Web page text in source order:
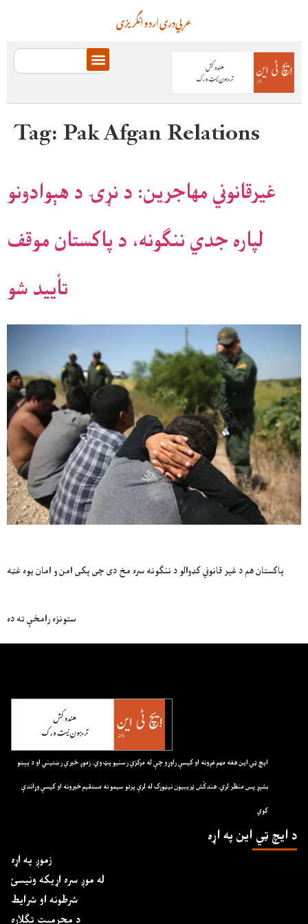
انگریزیاردودریعربي
Tag:Pak Afgan Relations
غیرقانوني مهاجرین: د نړۍ د هېوادونو
لپاره جدي ننګونه، د پاکستان موقف
تأیید شو
پاکستان هم د غیر قانوني کډوالو د ننګونه سره مخ دی چی پکی امن و امان یوه غټه
ستونزه رامخې ته ده
ايچ ټي اين هغه مهم غږونه او کيسې راوړو چې له مرکزي رسنيو پټ وي. زموږ خبري رښتيني او د پېښو
بشپړ پس منظر لري. هندکُش ټريبيون نيټورک له لرې پرتو سيمو نه مستقيم خبرونه او کيسې وړاندې
کوي
د ايچ ټي اين په اړه
زموږ په اړه
له موږ سره اړیکه ونیسئ
شرطونه او شرایط